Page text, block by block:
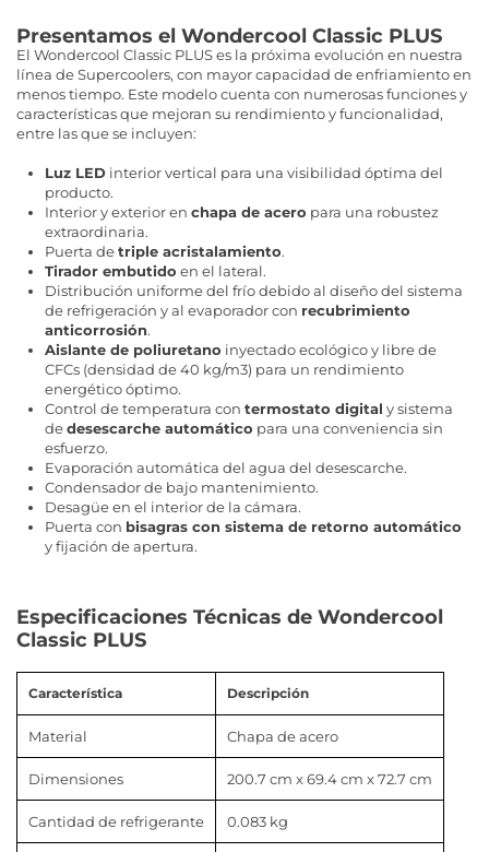
Presentamos el Wondercool Classic PLUS
El Wondercool Classic PLUS es la próxima evolución en nuestra
línea de Supercoolers, con mayor capacidad de enfriamiento en
menos tiempo. Este modelo cuenta con numerosas funciones y
características que mejoran su rendimiento y funcionalidad,
entre las que se incluyen:
Luz LED interior vertical para una visibilidad óptima del
producto.
Interior y exterior en chapa de acero para una robustez
extraordinaria.
Puerta detriple acristalamiento.
Tirador embutido en el lateral.
Distribución uniforme del frío debido al diseño del sistema
de refrigeración y al evaporador con recubrimiento
anticorrosión.
Aislante de poliuretano inyectado ecológico y libre de
CFCs (densidad de 40 kg/m3) para un rendimiento
energético óptimo.
Control de temperatura con termostato digital y sistema
dedesescarche automático para una conveniencia sin
esfuerzo.
Evaporación automática del agua del desescarche.
Condensador de bajo mantenimiento.
Desagüe en el interior de la cámara.
Puerta con bisagras con sistema de retorno automático
y fijación de apertura.
Especificaciones Técnicas de Wondercool
Classic PLUS
Característica Descripción
Material Chapa de acero
Dimensiones 200.7 cm x 69.4 cm x 72.7 cm
Cantidad de refrigerante 0.083 kg